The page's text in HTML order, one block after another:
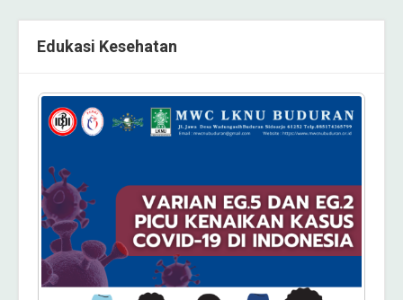
Edukasi Kesehatan